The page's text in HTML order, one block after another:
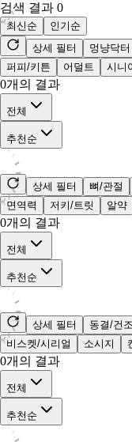
검색 결과 0
최신순
인기순
상세 필터
멍냥닥
퍼피/키튼
어덜트 시니
0개의 결과
전체
추천순
상세 필터 뼈/관절
면역력
저키/트릿 알약
0개의 결과
전체
추천순
상세 필터 동결/건
비스켓/시리얼
소시지
0개의 결과
전체
추천순